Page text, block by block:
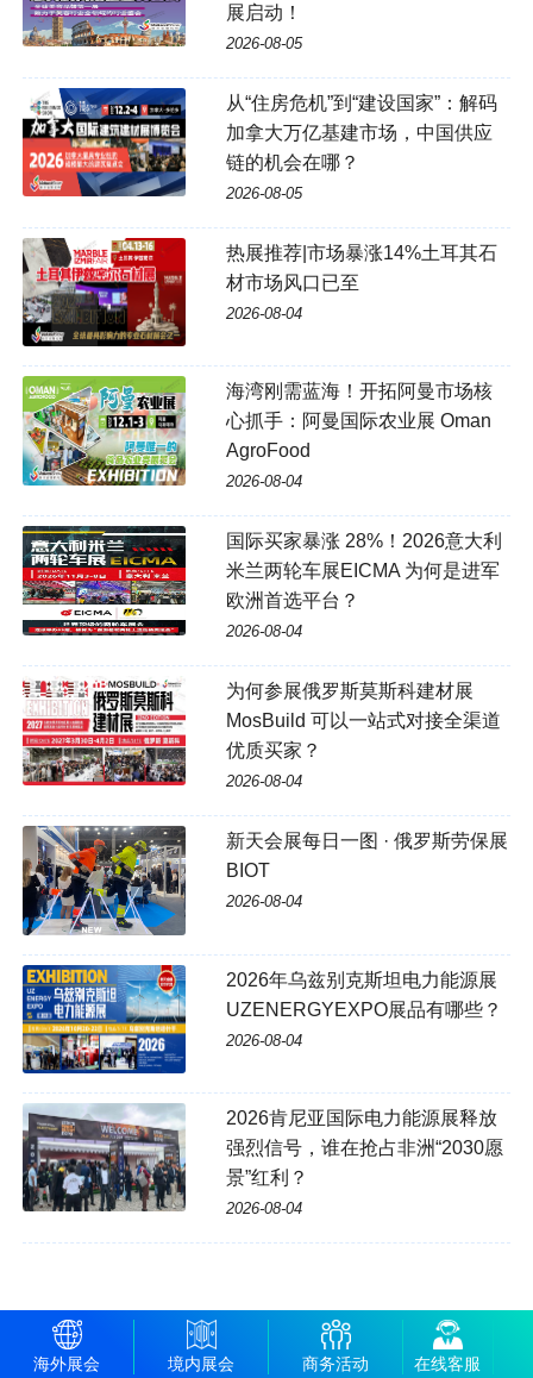
展启动！
2026-08-05
从“住房危机”到“建设国家”：解码
加拿大万亿基建市场，中国供应
链的机会在哪？
2026-08-05
热展推荐|市场暴涨14%土耳其石
材市场风口已至
2026-08-04
海湾刚需蓝海！开拓阿曼市场核
心抓手：阿曼国际农业展 Oman
AgroFood
2026-08-04
国际买家暴涨 28%！2026意大利
米兰两轮车展EICMA 为何是进军
欧洲首选平台？
2026-08-04
为何参展俄罗斯莫斯科建材展
MosBuild 可以一站式对接全渠道
优质买家？
2026-08-04
新天会展每日一图 · 俄罗斯劳保展
BIOT
2026-08-04
2026年乌兹别克斯坦电力能源展
UZENERGYEXPO展品有哪些？
2026-08-04
2026肯尼亚国际电力能源展释放
强烈信号，谁在抢占非洲“2030愿
景”红利？
2026-08-04
海外展会 境内展会 商务活动 在线客服